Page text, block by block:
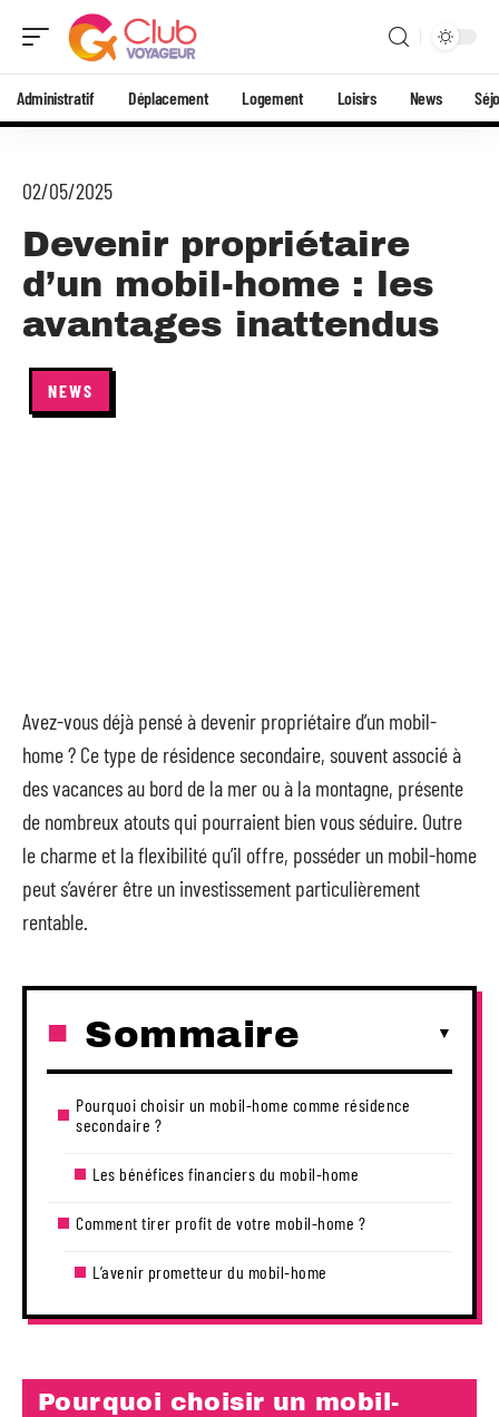
Administratif Déplacement Logement Loisirs News
02/05/2025
Devenir propriétaire
d’un mobil-home : les
avantages inattendus
NEWS
Avez-vous déjà pensé à devenir propriétaire d’un mobil-
home ? Ce type de résidence secondaire, souvent associé à
des vacances au bord de la mer ou à la montagne, présente
de nombreux atouts qui pourraient bien vous séduire. Outre
le charme et la flexibilité qu’il offre, posséder un mobil-home
peut s’avérer être un investissement particulièrement
rentable.
Sommaire
Pourquoi choisir un mobil-home comme résidence
secondaire ?
Les bénéfices financiers du mobil-home
Comment tirer profit de votre mobil-home ?
L’avenir prometteur du mobil-home
Pourquoi choisir un mobil-